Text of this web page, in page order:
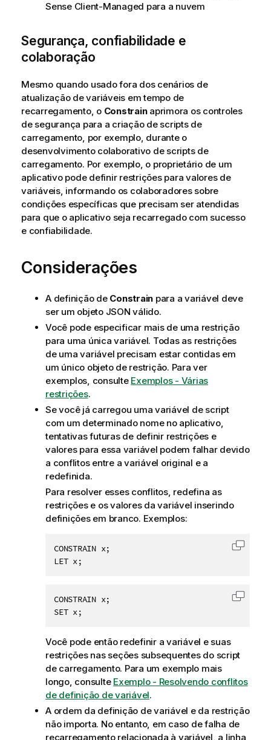
Sense Client-Managed para a nuvem
Segurança, confiabilidade e
colaboração
Mesmo quando usado fora dos cenários de
atualização de variáveis em tempo de
recarregamento, o Constrainaprimora os controles
de segurança para a criação de scripts de
carregamento, por exemplo, durante o
desenvolvimento colaborativo de scripts de
carregamento. Por exemplo, o proprietário de um
aplicativo pode definir restrições para valores de
variáveis, informando os colaboradores sobre
condições específicas que precisam ser atendidas
para que o aplicativo seja recarregado com sucesso
e confiabilidade.
Considerações
A definição de Constrain para a variável deve
ser um objeto JSON válido.
Você pode especificar mais de uma restrição
para uma única variável. Todas as restrições
de uma variável precisam estar contidas em
um único objeto de restrição. Para ver
exemplos, consulte Exemplos - Várias
restrições.
Se você já carregou uma variável de script
com um determinado nome no aplicativo,
tentativas futuras de definir restrições e
valores para essa variável podem falhar devido
a conflitos entre a variável original e a
redefinida.
Para resolver esses conflitos, redefina as
restrições e os valores da variável inserindo
definições em branco. Exemplos:
CONSTRAIN x;
Copiar
CONSTRAIN x;
SET x;
Copiar
Você pode então redefinir a variável e suas
restrições nas seções subsequentes do script
de carregamento. Para um exemplo mais
longo, consulte Exemplo - Resolvendo conflitos
de definição de variável.
A ordem da definição de variável e da restrição
não importa. No entanto, em caso de falha de
recarregamento relacionada à variável, a linha